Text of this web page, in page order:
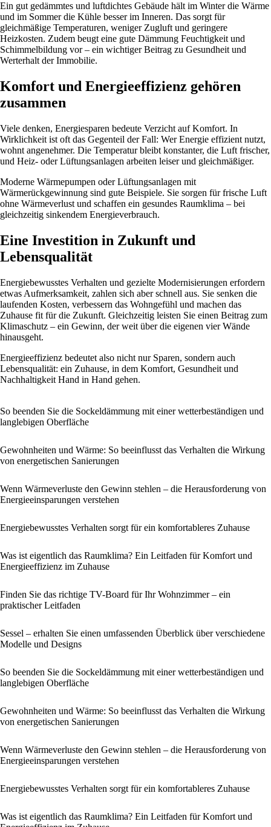
Ein gut gedämmtes und luftdichtes Gebäude hält im Winter die Wärme
und im Sommer die Kühle besser im Inneren. Das sorgt für
gleichmäßige Temperaturen, weniger Zugluft und geringere
Heizkosten. Zudem beugt eine gute Dämmung Feuchtigkeit und
Schimmelbildung vor – ein wichtiger Beitrag zu Gesundheit und
Werterhalt der Immobilie.
Komfort und Energieeffizienz gehören
zusammen
Viele denken, Energiesparen bedeute Verzicht auf Komfort. In
Wirklichkeit ist oft das Gegenteil der Fall: Wer Energie effizient nutzt,
wohnt angenehmer. Die Temperatur bleibt konstanter, die Luft frischer,
und Heiz- oder Lüftungsanlagen arbeiten leiser und gleichmäßiger.
Moderne Wärmepumpen oder Lüftungsanlagen mit
Wärmerückgewinnung sind gute Beispiele. Sie sorgen für frische Luft
ohne Wärmeverlust und schaffen ein gesundes Raumklima – bei
gleichzeitig sinkendem Energieverbrauch.
Eine Investition in Zukunft und
Lebensqualität
Energiebewusstes Verhalten und gezielte Modernisierungen erfordern
etwas Aufmerksamkeit, zahlen sich aber schnell aus. Sie senken die
laufenden Kosten, verbessern das Wohngefühl und machen das
Zuhause fit für die Zukunft. Gleichzeitig leisten Sie einen Beitrag zum
Klimaschutz – ein Gewinn, der weit über die eigenen vier Wände
hinausgeht.
Energieeffizienz bedeutet also nicht nur Sparen, sondern auch
Lebensqualität: ein Zuhause, in dem Komfort, Gesundheit und
Nachhaltigkeit Hand in Hand gehen.
So beenden Sie die Sockeldämmung mit einer wetterbeständigen und
langlebigen Oberfläche
Gewohnheiten und Wärme: So beeinflusst das Verhalten die Wirkung
von energetischen Sanierungen
Wenn Wärmeverluste den Gewinn stehlen – die Herausforderung von
Energieeinsparungen verstehen
Energiebewusstes Verhalten sorgt für ein komfortableres Zuhause
Was ist eigentlich das Raumklima? Ein Leitfaden für Komfort und
Energieeffizienz im Zuhause
Finden Sie das richtige TV-Board für Ihr Wohnzimmer – ein
praktischer Leitfaden
Sessel – erhalten Sie einen umfassenden Überblick über verschiedene
Modelle und Designs
So beenden Sie die Sockeldämmung mit einer wetterbeständigen und
langlebigen Oberfläche
Gewohnheiten und Wärme: So beeinflusst das Verhalten die Wirkung
von energetischen Sanierungen
Wenn Wärmeverluste den Gewinn stehlen – die Herausforderung von
Energieeinsparungen verstehen
Energiebewusstes Verhalten sorgt für ein komfortableres Zuhause
Was ist eigentlich das Raumklima? Ein Leitfaden für Komfort und